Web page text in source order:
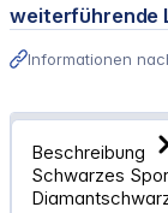
weiterführende
Informationen
Beschreibung
Schwarzes